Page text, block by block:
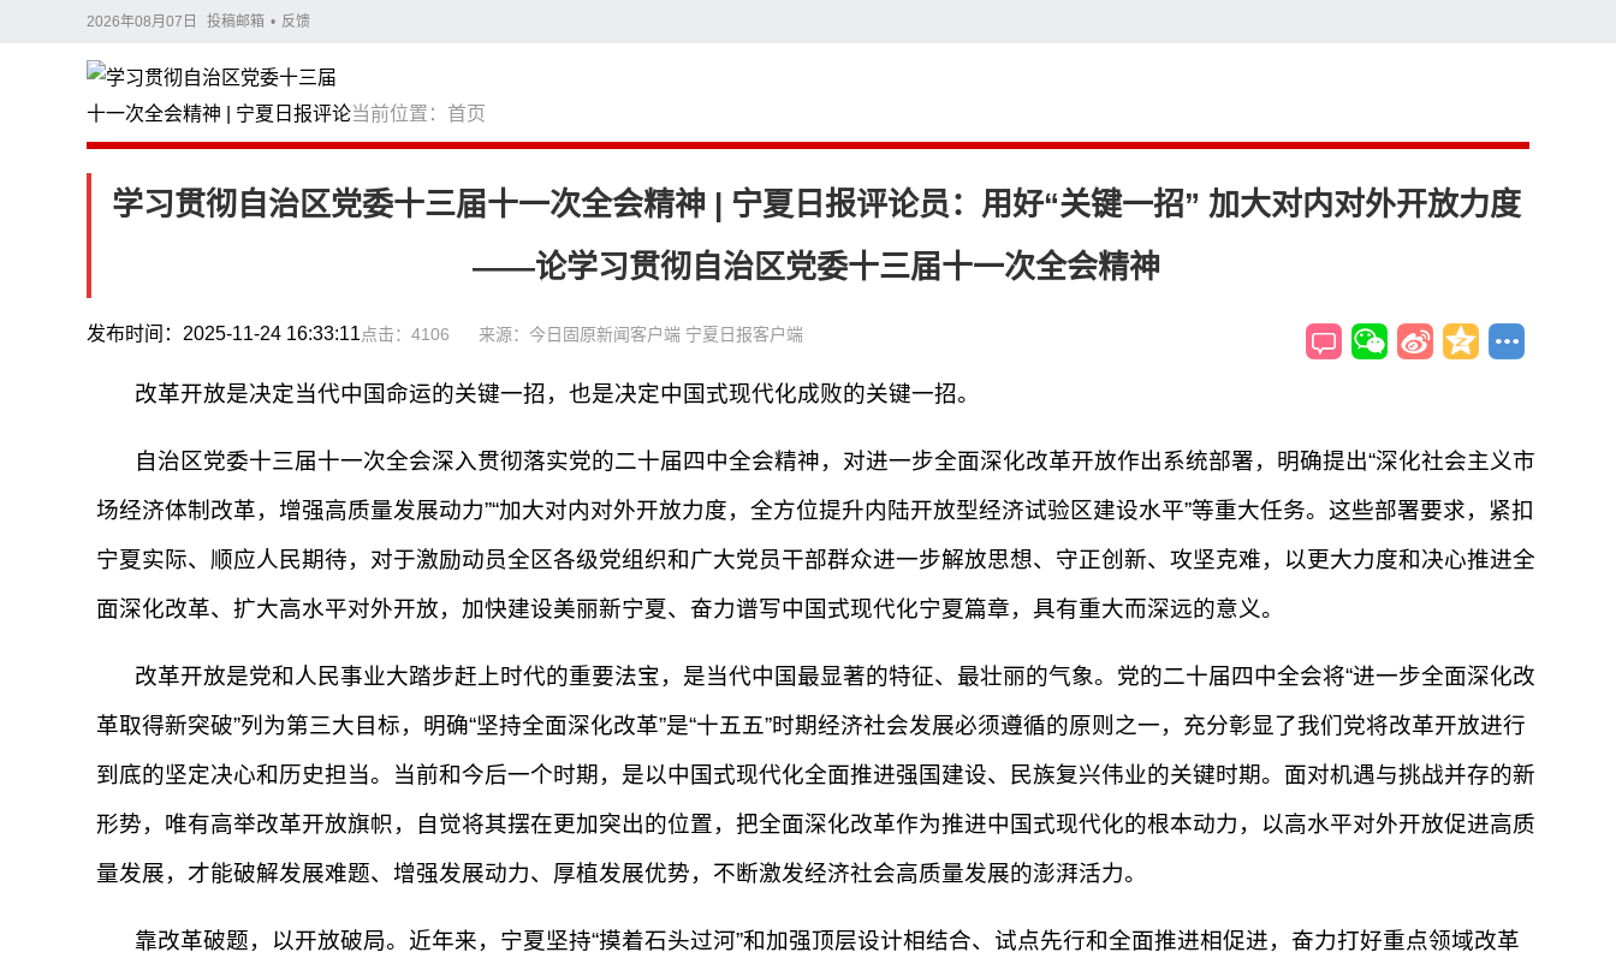
2026年08月07日 投稿邮箱 • 反馈
当前位置： 首页
搜索
搜索
学习贯彻自治区党委十三届十一次全会精神 | 宁夏日报评论员：用好“关键一招” 加大对内对外开放力度
——论学习贯彻自治区党委十三届十一次全会精神
点击：4106
发布时间：2025-11-24 16:33:11 来源：今日固原新闻客户端 宁夏日报客户端
改革开放是决定当代中国命运的关键一招，也是决定中国式现代化成败的关键一招。
自治区党委十三届十一次全会深入贯彻落实党的二十届四中全会精神，对进一步全面深化改革开放作出系统部署，明确提出“深化社会主义市
场经济体制改革，增强高质量发展动力”“加大对内对外开放力度，全方位提升内陆开放型经济试验区建设水平”等重大任务。这些部署要求，紧扣
宁夏实际、顺应人民期待，对于激励动员全区各级党组织和广大党员干部群众进一步解放思想、守正创新、攻坚克难，以更大力度和决心推进全
面深化改革、扩大高水平对外开放，加快建设美丽新宁夏、奋力谱写中国式现代化宁夏篇章，具有重大而深远的意义。
改革开放是党和人民事业大踏步赶上时代的重要法宝，是当代中国最显著的特征、最壮丽的气象。党的二十届四中全会将“进一步全面深化改
革取得新突破”列为第三大目标，明确“坚持全面深化改革”是“十五五”时期经济社会发展必须遵循的原则之一，充分彰显了我们党将改革开放进行
到底的坚定决心和历史担当。当前和今后一个时期，是以中国式现代化全面推进强国建设、民族复兴伟业的关键时期。面对机遇与挑战并存的新
形势，唯有高举改革开放旗帜，自觉将其摆在更加突出的位置，把全面深化改革作为推进中国式现代化的根本动力，以高水平对外开放促进高质
量发展，才能破解发展难题、增强发展动力、厚植发展优势，不断激发经济社会高质量发展的澎湃活力。
靠改革破题，以开放破局。近年来，宁夏坚持“摸着石头过河”和加强顶层设计相结合、试点先行和全面推进相促进，奋力打好重点领域改革